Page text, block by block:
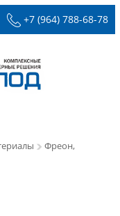
+7 (964) 788-68-78
Фреон,